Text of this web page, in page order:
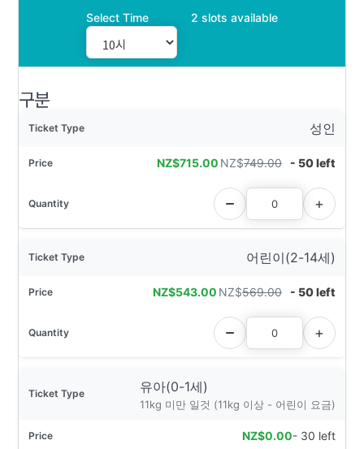
Select Time 2 slots available
구분
성인
NZ$715.00 NZ$749.00 - 50 left
어린이(2-14세)
NZ$543.00 NZ$569.00 - 50 left
유아(0-1세)
11kg 미만 일것 (11kg 이상 - 어린이 요금)
NZ$0.00- 30 left